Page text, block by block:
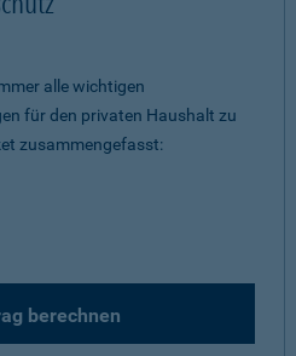
alle wichtigen
für den privaten Haushalt zu
zusammengefasst:
berechnen